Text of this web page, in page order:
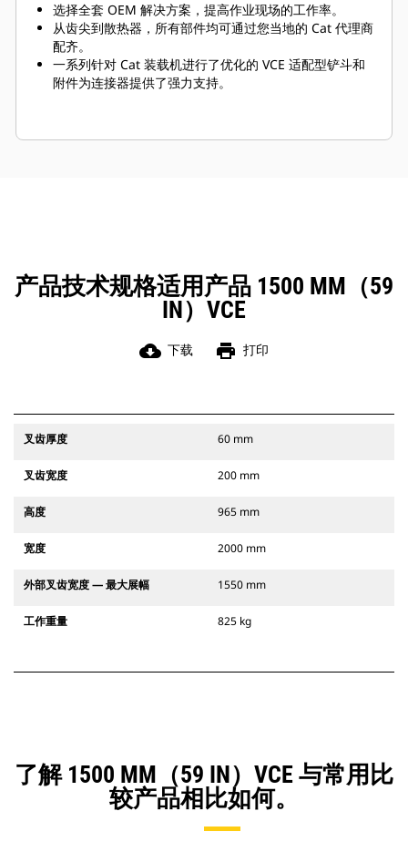
选择全套 OEM 解决方案，提高作业现场的工作率。
从齿尖到散热器，所有部件均可通过您当地的 Cat 代理商
配齐。
一系列针对 Cat 装载机进行了优化的 VCE 适配型铲斗和
附件为连接器提供了强力支持。
产品技术规格适用产品 1500 MM（59
IN）VCE
cloud_download 下载 print 打印
叉齿厚度 60 mm
叉齿宽度 200 mm
高度 965 mm
宽度 2000 mm
外部叉齿宽度 — 最大展幅 1550 mm
工作重量 825 kg
了解 1500 MM（59 IN）VCE 与常用比
较产品相比如何。